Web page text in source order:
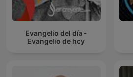
Evangelio del día -
Evangelio de hoy